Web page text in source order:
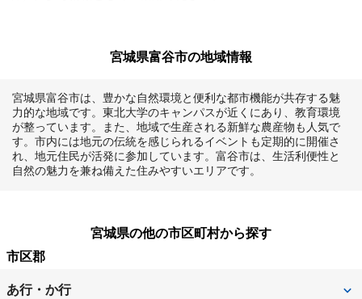
宮城県富谷市の地域情報
宮城県富谷市は、豊かな自然環境と便利な都市機能が共存する魅
力的な地域です。東北大学のキャンパスが近くにあり、教育環境
が整っています。また、地域で生産される新鮮な農産物も人気で
す。市内には地元の伝統を感じられるイベントも定期的に開催さ
れ、地元住民が活発に参加しています。富谷市は、生活利便性と
自然の魅力を兼ね備えた住みやすいエリアです。
宮城県の他の市区町村から探す
市区郡
あ行・か行